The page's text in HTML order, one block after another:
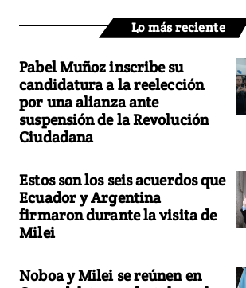
Lo más reciente
Pabel Muñoz inscribe su
candidatura a la reelección
por una alianza ante
suspensión de la Revolución
Ciudadana
Estos son los seis acuerdos que
Ecuador y Argentina
firmaron durante la visita de
Milei
Noboa y Milei se reúnen en